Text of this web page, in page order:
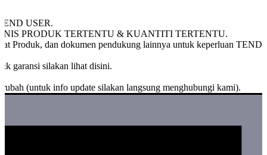
END USER.
PRODUK TERTENTU & KUANTITI TERTENTU.
Produk, dan dokumen pendukung lainnya untuk keperluan
garansi silakan lihat disini.
(untuk info update silakan langsung menghubungi kami).